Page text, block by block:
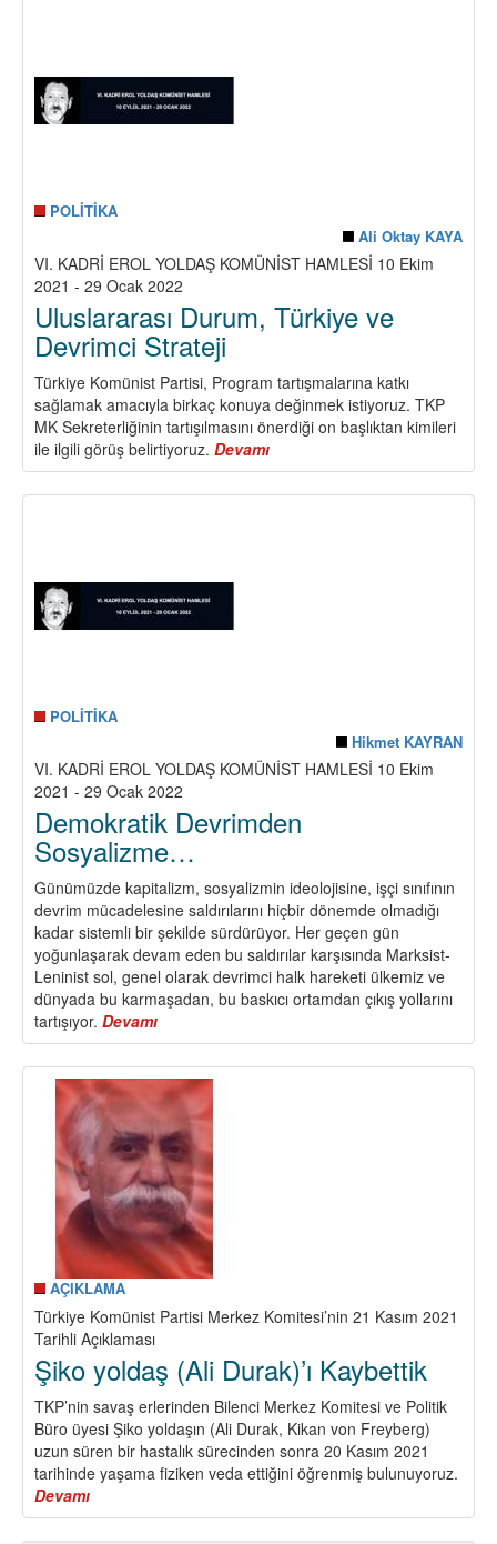
POLİTİKA
Ali Oktay KAYA
VI. KADRİ EROL YOLDAŞ KOMÜNİST HAMLESİ 10 Ekim
2021 - 29 Ocak 2022
Uluslararası Durum, Türkiye ve
Devrimci Strateji
Türkiye Komünist Partisi, Program tartışmalarına katkı
sağlamak amacıyla birkaç konuya değinmek istiyoruz. TKP
MK Sekreterliğinin tartışılmasını önerdiği on başlıktan kimileri
ile ilgili görüş belirtiyoruz. Devamı
Uluslararası
Durum,
POLİTİKA
Hikmet KAYRAN
VI. KADRİ EROL YOLDAŞ KOMÜNİST HAMLESİ 10 Ekim
2021 - 29 Ocak 2022
Demokratik Devrimden
Sosyalizme…
Günümüzde kapitalizm, sosyalizmin ideolojisine, işçi sınıfının
devrim mücadelesine saldırılarını hiçbir dönemde olmadığı
kadar sistemli bir şekilde sürdürüyor. Her geçen gün
yoğunlaşarak devam eden bu saldırılar karşısında Marksist-
Leninist sol, genel olarak devrimci halk hareketi ülkemiz ve
dünyada bu karmaşadan, bu baskıcı ortamdan çıkış yollarını
tartışıyor. Devamı
Demokratik
Devrimden
Sosyalizme…
AÇIKLAMA
Türkiye Komünist Partisi Merkez Komitesi’nin 21 Kasım 2021
Tarihli Açıklaması
Şiko yoldaş (Ali Durak)’ı Kaybettik
TKP’nin savaş erlerinden Bilenci Merkez Komitesi ve Politik
Büro üyesi Şiko yoldaşın (Ali Durak, Kikan von Freyberg)
uzun süren bir hastalık sürecinden sonra 20 Kasım 2021
tarihinde yaşama fiziken veda ettiğini öğrenmiş bulunuyoruz.
Devamı
Şiko
yoldaş